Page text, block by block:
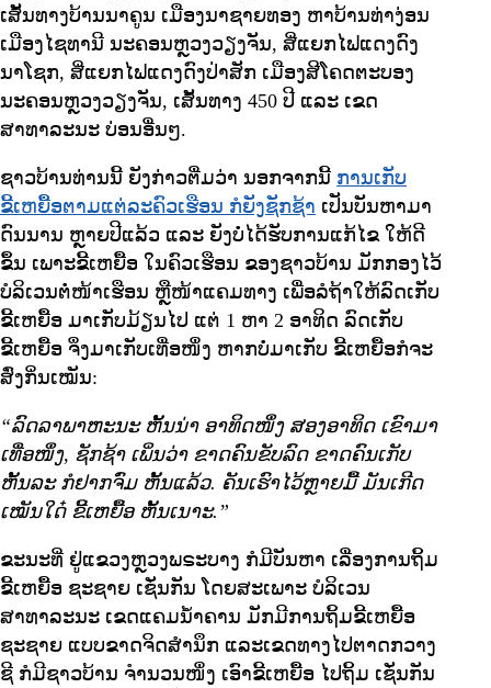
ເສັ້ນທາງບ້ານນາຄູນ ເມືອງນາຊາຍທອງ ຫາບ້ານທ່າງ່ອນ
ເມືອງໄຊທານີ ນະຄອນຫຼວງວຽງຈັນ, ສີ່ແຍກໄຟແດງດົງ
ນາໂຊກ, ສີ່ແຍກໄຟແດງດົງປ່າສັກ ເມືອງສີໂຄດຕະບອງ
ນະຄອນຫຼວງວຽງຈັນ, ເສັ້ນທາງ 450 ປີ ແລະ ເຂດ
ສາທາລະນະ ບ່ອນອື່ນໆ.
ຊາວບ້ານທ່ານນີ້ ຍັງກ່າວຕື່ມວ່າ ນອກຈາກນີ້ ການເກັບ
ຂີ້ເຫຍື້ອຕາມແຕ່ລະຄົວເຮືອນ ກໍຍັງຊັກຊ້າ ເປັນບັນຫາມາ
ດົນນານ ຫຼາຍປີແລ້ວ ແລະ ຍັງບໍ່ໄດ້ຮັບການແກ້ໄຂ ໃຫ້ດີ
ຂຶ້ນ ເພາະຂີ້ເຫຍື້ອ ໃນຄົວເຮືອນ ຂອງຊາວບ້ານ ມັກກອງໄວ້
ບໍລິເວນຕໍ່ໜ້າເຮືອນ ຫຼືໜ້າແຄມທາງ ເພື່ອລໍຖ້າໃຫ້ລົດເກັບ
ຂີ້ເຫຍື້ອ ມາເກັບມ້ຽນໄປ ແຕ່ 1 ຫາ 2 ອາທິດ ລົດເກັບ
ຂີ້ເຫຍື້ອ ຈຶ່ງມາເກັບເທື່ອໜຶ່ງ ຫາກບໍ່ມາເກັບ ຂີ້ເຫຍື້ອກໍຈະ
ສົ່ງກິ່ນເໝັນ:
“ລົດລາພາຫະນະ ຫັ້ນນ່າ ອາທິດໜຶ່ງ ສອງອາທິດ ເຂົາມາ
ເທື່ອໜຶ່ງ, ຊັກຊ້າ ເພິ່ນວ່າ ຂາດຄົນຂັບລົດ ຂາດຄົນເກັບ
ຫັ້ນລະ ກໍຢາກຈົ່ມ ຫັ້ນແລ້ວ. ຄັນເຮົາໄວ້ຫຼາຍມື້ ມັນເກີດ
ເໝັນໃດ໋ ຂີ້ເຫຍື້ອ ຫັ້ນເນາະ.”
ຂະນະທີ່ ຢູ່ແຂວງຫຼວງພຣະບາງ ກໍມີບັນຫາ ເລື່ອງການຖິ້ມ
ຂີ້ເຫຍື້ອ ຊະຊາຍ ເຊັ່ນກັນ ໂດຍສະເພາະ ບໍລິເວນ
ສາທາລະນະ ເຂດແຄມນໍ້າຄານ ມັກມີການຖິ້ມຂີ້ເຫຍື້ອ
ຊະຊາຍ ແບບຂາດຈິດສໍານຶກ ແລະເຂດທາງໄປຕາດກວາງ
ຊີ ກໍມີຊາວບ້ານ ຈໍານວນໜຶ່ງ ເອົາຂີ້ເຫຍື້ອ ໄປຖິ້ມ ເຊັ່ນກັນ